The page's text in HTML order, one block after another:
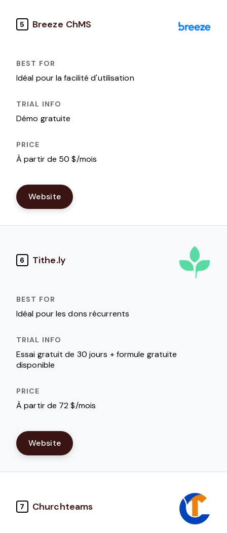
5 Breeze ChMS
Idéal pour la facilité d'utilisation
Démo gratuite
À partir de 50 $/mois
Website
6 Tithe.ly
Idéal pour les dons récurrents
Essai gratuit de 30 jours + formule gratuite
disponible
À partir de 72 $/mois
Website
7 Churchteams